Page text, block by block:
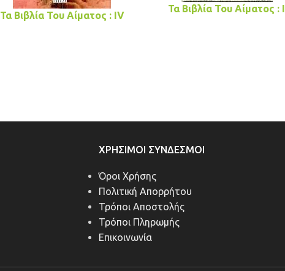
Τα Βιβλία Του Αίματος : IV
Τα Βιβλία Του Αίματος : I
ΧΡΉΣΙΜΟΙ ΣΎΝΔΕΣΜΟΙ
Όροι Χρήσης
Πολιτική Απορρήτου
Τρόποι Αποστολής
Τρόποι Πληρωμής
Επικοινωνία